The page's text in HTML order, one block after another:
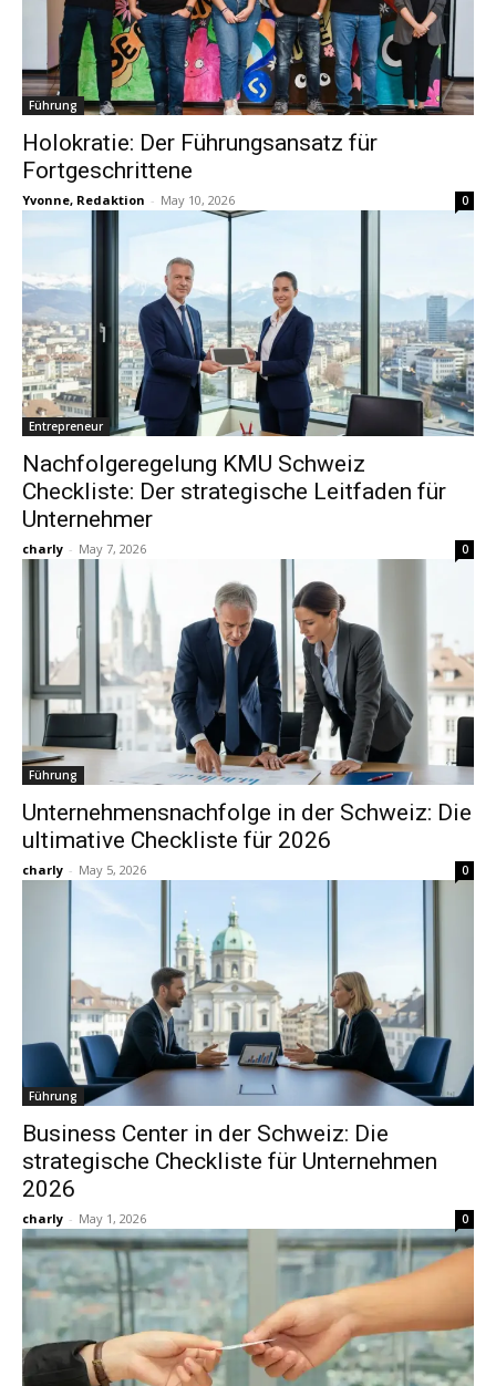
Führung
Holokratie: Der Führungsansatz für
Fortgeschrittene
Yvonne, Redaktion - May 10, 2026 0
Entrepreneur
Nachfolgeregelung KMU Schweiz
Checkliste: Der strategische Leitfaden für
Unternehmer
charly - May 7, 2026 0
Führung
Unternehmensnachfolge in der Schweiz: Die
ultimative Checkliste für 2026
charly - May 5, 2026 0
Führung
Business Center in der Schweiz: Die
strategische Checkliste für Unternehmen
2026
charly - May 1, 2026 0